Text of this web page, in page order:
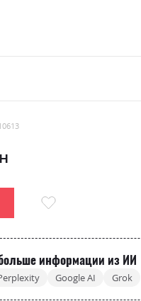
информации из ИИ
Google AI Grok